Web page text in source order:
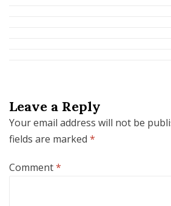
Leave a Reply
Your email address will not be
fields are marked *
Comment*